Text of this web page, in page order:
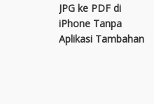
JPG ke PDF di
iPhone Tanpa
Aplikasi Tambahan